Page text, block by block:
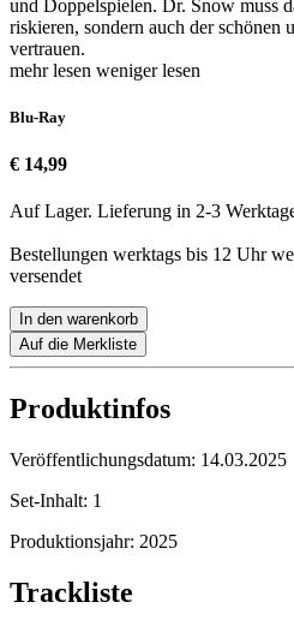
und Doppelspielen. Dr. Snow muss
riskieren, sondern auch der schönen
vertrauen.
mehr lesen weniger lesen
Blu-Ray
€ 14,99
Auf Lager. Lieferung in 2-3
Bestellungen werktags bis 12 Uhr
versendet
In den warenkorb
Auf die Merkliste
Produktinfos
Veröffentlichungsdatum: 14.03.2025
Set-Inhalt: 1
Produktionsjahr: 2025
Trackliste